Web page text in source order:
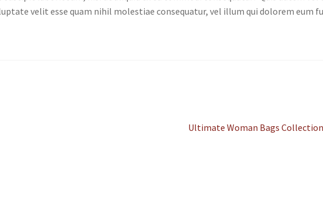
velit esse quam nihil molestiae consequatur, vel illum qui dolorem eum
Nächster
Ultimate Woman Bags